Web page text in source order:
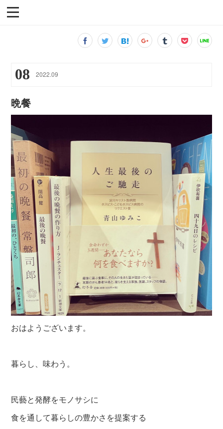
08 2022.09
晩餐
おはようございます。
暮らし、味わう。
民藝と発酵をモノサシに
食を通して暮らしの豊かさを提案する